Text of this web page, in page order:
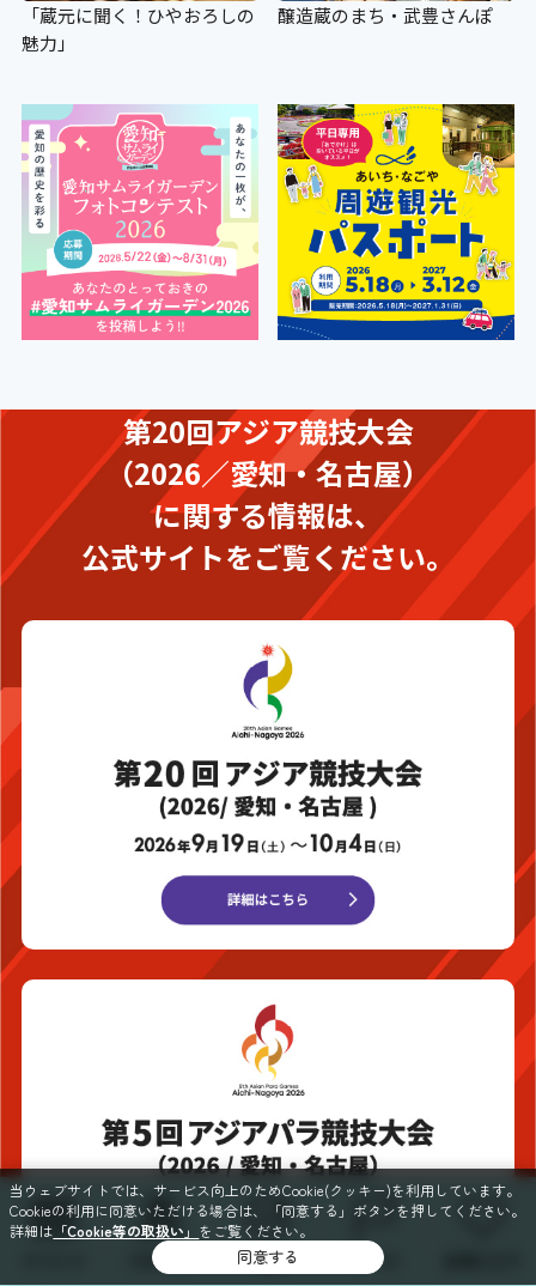
「蔵元に聞く！ひやおろしの
魅力」
醸造蔵のまち・武豊さんぽ
第20回アジア競技大会
（2026／愛知・名古屋）
に関する情報は、
公式サイトをご覧ください。
スポット 特集 コース
当ウェブサイトでは、サービス向上のためCookie(クッキー)を利用しています。
Cookieの利用に同意いただける場合は、「同意する」ボタンを押してください。
詳細は 「Cookie等の取扱い」 をご覧ください。
同意する